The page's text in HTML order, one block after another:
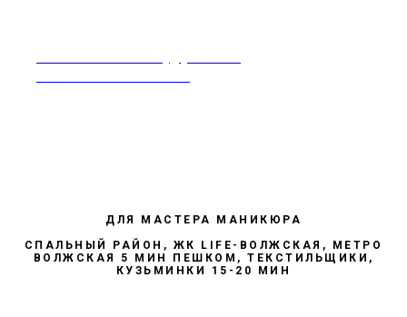
ДЛЯ МАСТЕРА МАНИКЮРА
СПАЛЬНЫЙ РАЙОН, ЖК LIFE-ВОЛЖСКАЯ, МЕТРО
ВОЛЖСКАЯ 5 МИН ПЕШКОМ, ТЕКСТИЛЬЩИКИ,
КУЗЬМИНКИ 15-20 МИН